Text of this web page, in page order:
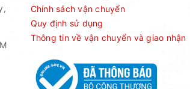
Chính sách vận chuyển
Quy định sử dụng
Thông tin về vận chuyển và giao nhận